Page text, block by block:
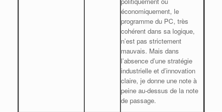
économiquement, le
programme du PC, très
cohérent dans sa logique,
n’est pas strictement
mauvais. Mais dans
l’absence d’une stratégie
industrielle et d’innovation
claire, je donne une note à
peine au-dessus de la note
de passage.